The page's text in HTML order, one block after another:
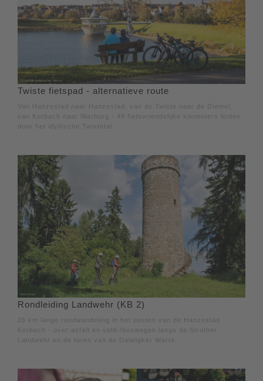
Twiste fietspad - alternatieve route
Van Hanzestad naar Hanzestad, van de Twiste naar de Diemel,
van Korbach naar Warburg - 49 fietsvriendelijke kilometers leiden
door het idyllische Twistetal.
Rondleiding Landwehr (KB 2)
26 km lange rondwandeling in het oosten van de Hanzestad
Korbach - over asfalt en veld-/boswegen langs de Strother
Landwehr en de toren van de Dalwigker Warte.